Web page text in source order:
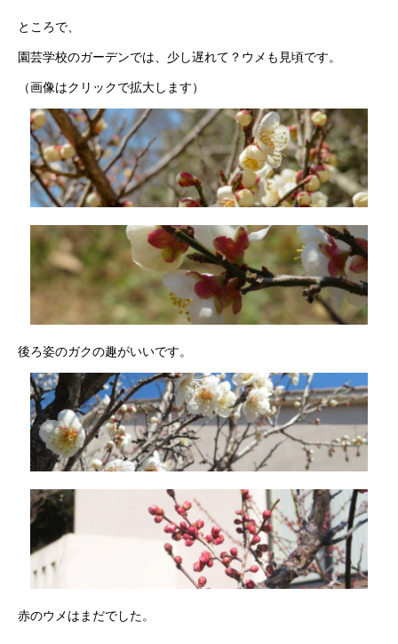
ところで、
園芸学校のガーデンでは、少し遅れて？ウメも見頃です。
（画像はクリックで拡大します）
後ろ姿のガクの趣がいいです。
赤のウメはまだでした。